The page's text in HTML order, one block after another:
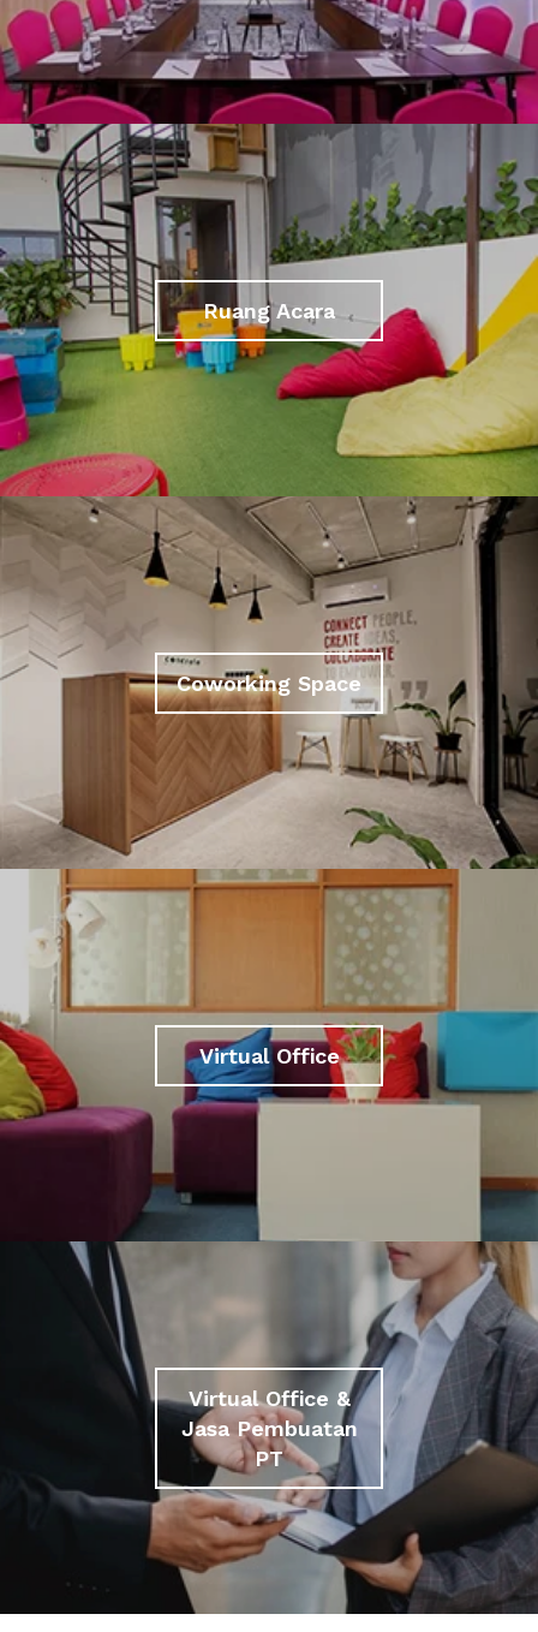
Ruang Acara
Coworking Space
Virtual Office
Virtual Office &
Jasa Pembuatan
PT